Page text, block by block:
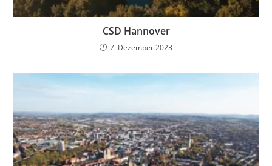
CSD Hannover
7. Dezember 2023